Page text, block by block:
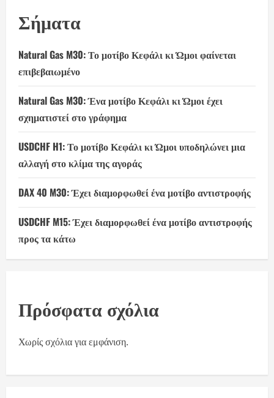
Σήματα
Natural Gas M30: Το μοτίβο Κεφάλι κι Ώμοι φαίνεται
επιβεβαιωμένο
Natural Gas M30: Ένα μοτίβο Κεφάλι κι Ώμοι έχει
σχηματιστεί στο γράφημα
USDCHF H1: Το μοτίβο Κεφάλι κι Ώμοι υποδηλώνει μια
αλλαγή στο κλίμα της αγοράς
DAX 40 M30: Έχει διαμορφωθεί ένα μοτίβο αντιστροφής
USDCHF M15: Έχει διαμορφωθεί ένα μοτίβο αντιστροφής
προς τα κάτω
Πρόσφατα σχόλια
Χωρίς σχόλια για εμφάνιση.